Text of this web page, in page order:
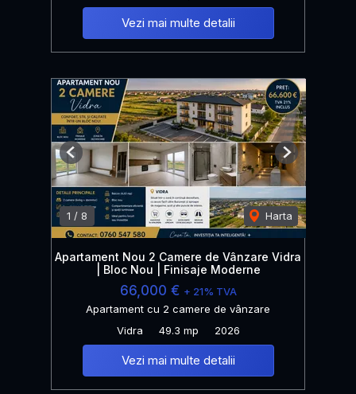
Vezi mai multe detalii
1 / 8 Harta
Previous Next
Apartament Nou 2 Camere de Vânzare Vidra
| Bloc Nou | Finisaje Moderne
66,000 € + 21% TVA
Apartament cu 2 camere de vânzare
Vidra
49.3 mp 2026
Vezi mai multe detalii